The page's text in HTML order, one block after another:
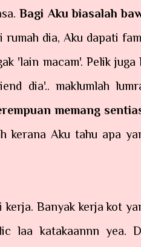
Bagi Aku biasalah
rumah dia, Aku dapati
'lain macam'. Pelik juga
dia'.. maklumlah
memang
kerana Aku tahu apa
kerja. Banyak kerja kot
laa katakaannn yea.